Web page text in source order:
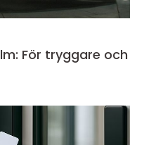
För tryggare och